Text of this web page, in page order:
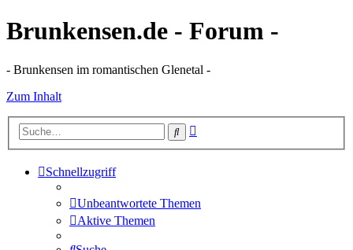
Brunkensen.de - Forum -
- Brunkensen im romantischen Glenetal -
Zum Inhalt
Suche
Schnellzugriff
Unbeantwortete Themen
Aktive Themen